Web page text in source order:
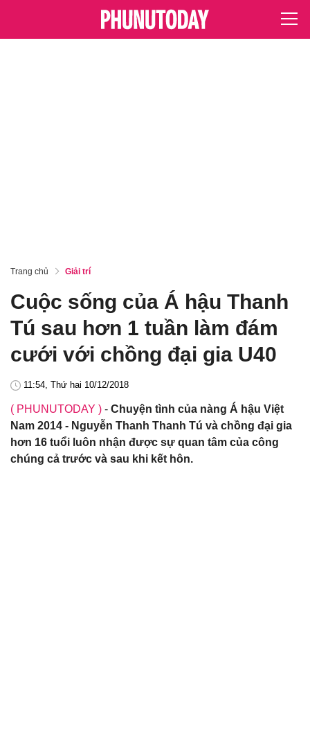
Trang chủ Giải trí
Cuộc sống của Á hậu Thanh
Tú sau hơn 1 tuần làm đám
cưới với chồng đại gia U40
11:54, Thứ hai 10/12/2018
( PHUNUTODAY ) - Chuyện tình của nàng Á hậu Việt
Nam 2014 - Nguyễn Thanh Thanh Tú và chồng đại gia
hơn 16 tuổi luôn nhận được sự quan tâm của công
chúng cả trước và sau khi kết hôn.